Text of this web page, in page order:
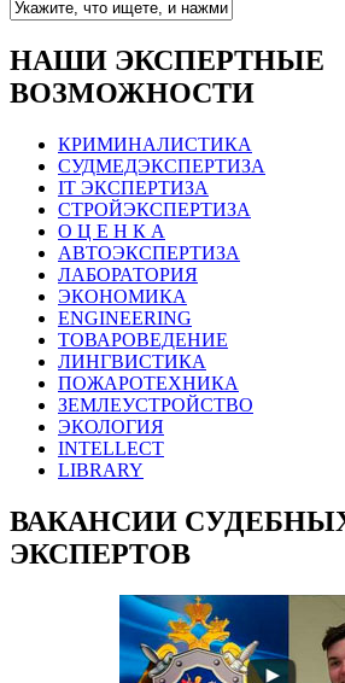
НАШИ ЭКСПЕРТНЫЕ
ВОЗМОЖНОСТИ
КРИМИНАЛИСТИКА
СУДМЕДЭКСПЕРТИЗА
IT ЭКСПЕРТИЗА
СТРОЙЭКСПЕРТИЗА
О Ц Е Н К А
АВТОЭКСПЕРТИЗА
ЛАБОРАТОРИЯ
ЭКОНОМИКА
ENGINEERING
ТОВАРОВЕДЕНИЕ
ЛИНГВИСТИКА
ПОЖАРОТЕХНИКА
ЗЕМЛЕУСТРОЙСТВО
ЭКОЛОГИЯ
INTELLECT
LIBRARY
ВАКАНСИИ
ЭКСПЕРТОВ